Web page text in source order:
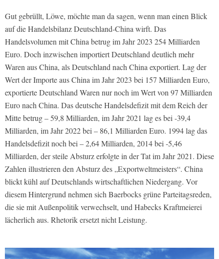
Gut gebrüllt, Löwe, möchte man da sagen, wenn man einen Blick
auf die Handelsbilanz Deutschland-China wirft. Das
Handelsvolumen mit China betrug im Jahr 2023 254 Milliarden
Euro. Doch inzwischen importiert Deutschland deutlich mehr
Waren aus China, als Deutschland nach China exportiert. Lag der
Wert der Importe aus China im Jahr 2023 bei 157 Milliarden Euro,
exportierte Deutschland Waren nur noch im Wert von 97 Milliarden
Euro nach China. Das deutsche Handelsdefizit mit dem Reich der
Mitte betrug – 59,8 Milliarden, im Jahr 2021 lag es bei -39,4
Milliarden, im Jahr 2022 bei – 86,1 Milliarden Euro. 1994 lag das
Handelsdefizit noch bei – 2,64 Milliarden, 2014 bei -5,46
Milliarden, der steile Absturz erfolgte in der Tat im Jahr 2021. Diese
Zahlen illustrieren den Absturz des „Exportweltmeisters“. China
blickt kühl auf Deutschlands wirtschaftlichen Niedergang. Vor
diesem Hintergrund nehmen sich Baerbocks grüne Parteitagsreden,
die sie mit Außenpolitik verwechselt, und Habecks Kraftmeierei
lächerlich aus. Rhetorik ersetzt nicht Leistung.